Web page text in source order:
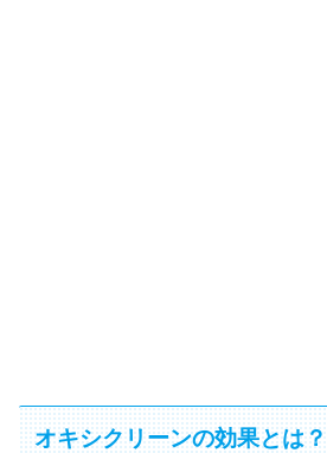
オキシクリーンの効果とは？